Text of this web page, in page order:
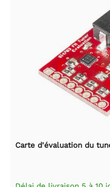
Carte d'évaluation du